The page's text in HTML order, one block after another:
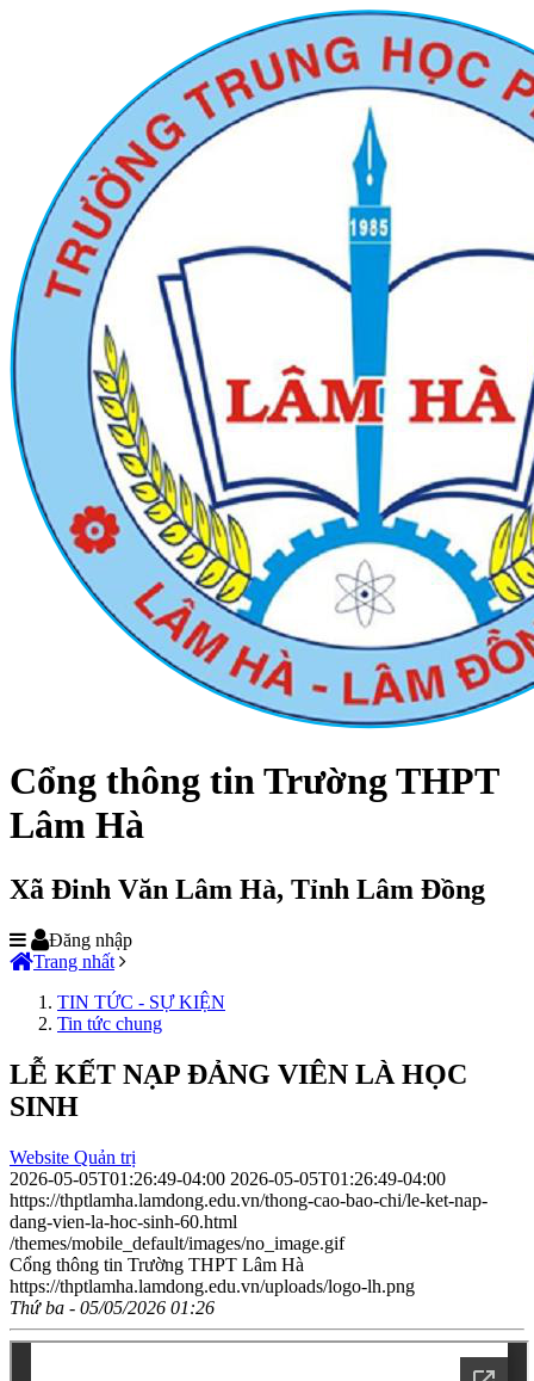
Cổng thông tin Trường THPT
Lâm Hà
Xã Đinh Văn Lâm Hà, Tỉnh Lâm Đồng
Đăng nhập
Trang nhất
TIN TỨC - SỰ KIỆN
Tin tức chung
LỄ KẾT NẠP ĐẢNG VIÊN LÀ HỌC
SINH
Website Quản trị
2026-05-05T01:26:49-04:00 2026-05-05T01:26:49-04:00
https://thptlamha.lamdong.edu.vn/thong-cao-bao-chi/le-ket-nap-
dang-vien-la-hoc-sinh-60.html
/themes/mobile_default/images/no_image.gif
Cổng thông tin Trường THPT Lâm Hà
https://thptlamha.lamdong.edu.vn/uploads/logo-lh.png
Thứ ba - 05/05/2026 01:26